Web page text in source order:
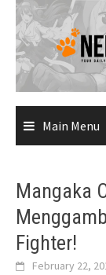
Skip
content
Main Menu
Mangaka
Fighter!
February 22,